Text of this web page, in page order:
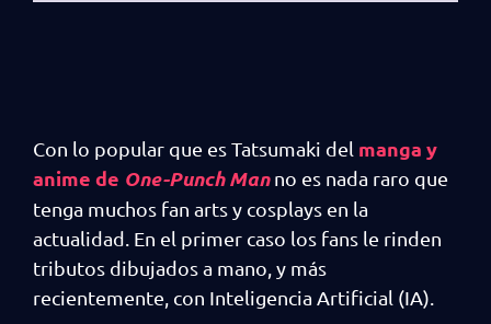
Con lo popular que es Tatsumaki del manga y
anime de One-Punch Manno es nada raro que
tenga muchos fan arts y cosplays en la
actualidad. En el primer caso los fans le rinden
tributos dibujados a mano, y más
recientemente, con Inteligencia Artificial (IA).